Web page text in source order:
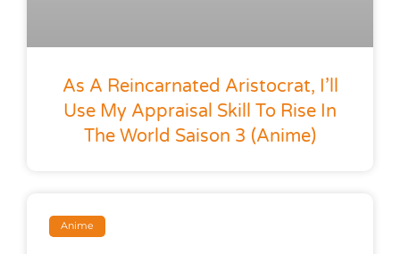
As A Reincarnated Aristocrat, I’ll
Use My Appraisal Skill To Rise In
The World Saison 3 (anime)
Anime